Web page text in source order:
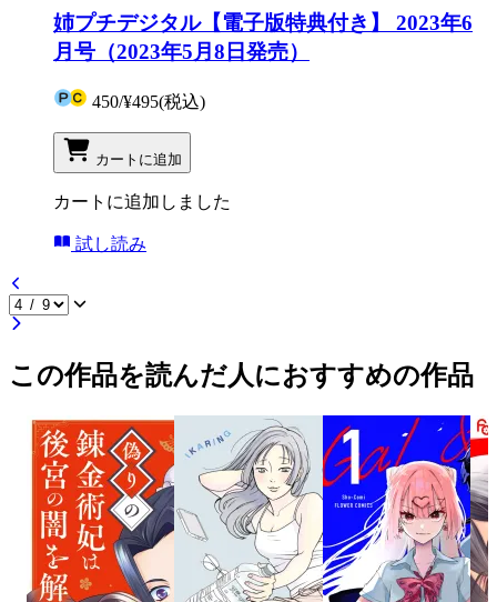
姉プチデジタル【電子版特典付き】 2023年6
月号（2023年5月8日発売）
450/¥495(税込)
カートに追加
カートに追加しました
試し読み
この作品を読んだ人におすすめの作品